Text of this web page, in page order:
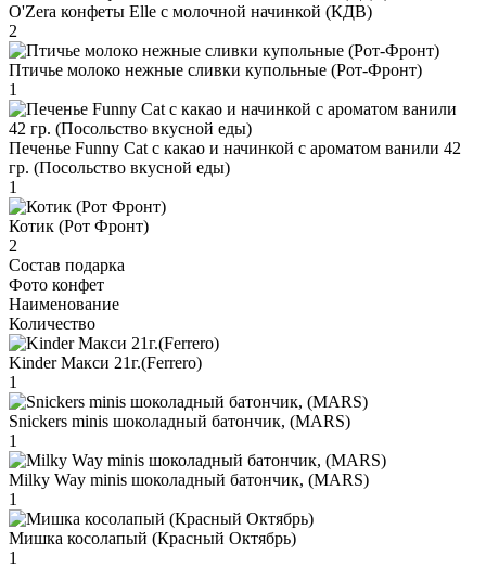
O'Zera конфеты Elle с молочной начинкой (КДВ)
2
Птичье молоко нежные сливки купольные (Рот-Фронт)
1
Печенье Funny Сat с какао и начинкой с ароматом ванили 42
гр. (Посольство вкусной еды)
1
Котик (Рот Фронт)
2
Состав подарка
Фото конфет
Наименование
Количество
Kinder Макси 21г.(Ferrero)
1
Snickers minis шоколадный батончик, (MARS)
1
Milky Way minis шоколадный батончик, (MARS)
1
Мишка косолапый (Красный Октябрь)
1